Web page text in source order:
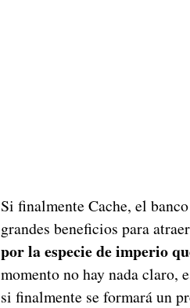
Si finalmente Cache, el
grandes beneficios para
por la especie de imperio
momento no hay nada claro,
si finalmente se formará un